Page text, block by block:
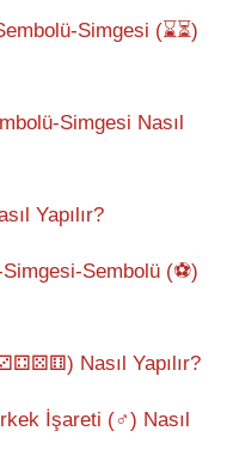
Simgesi (⌛⏳)
Simgesi Nasıl
Yapılır?
Sembolü (⚽)
Nasıl Yapılır?
İşareti (♂) Nasıl